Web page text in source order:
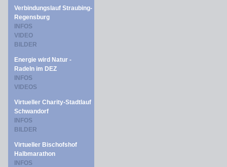
Verbindungslauf Straubing-
Regensburg
INFOS
VIDEO
BILDER
Energie wird Natur -
Radeln im DEZ
INFOS
VIDEOS
Virtueller Charity-Stadtlauf
Schwandorf
INFOS
BILDER
Virtueller Bischofshof
Halbmarathon
INFOS